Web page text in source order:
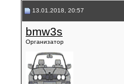
13.01.2018, 20:57
bmw3s
Организатор